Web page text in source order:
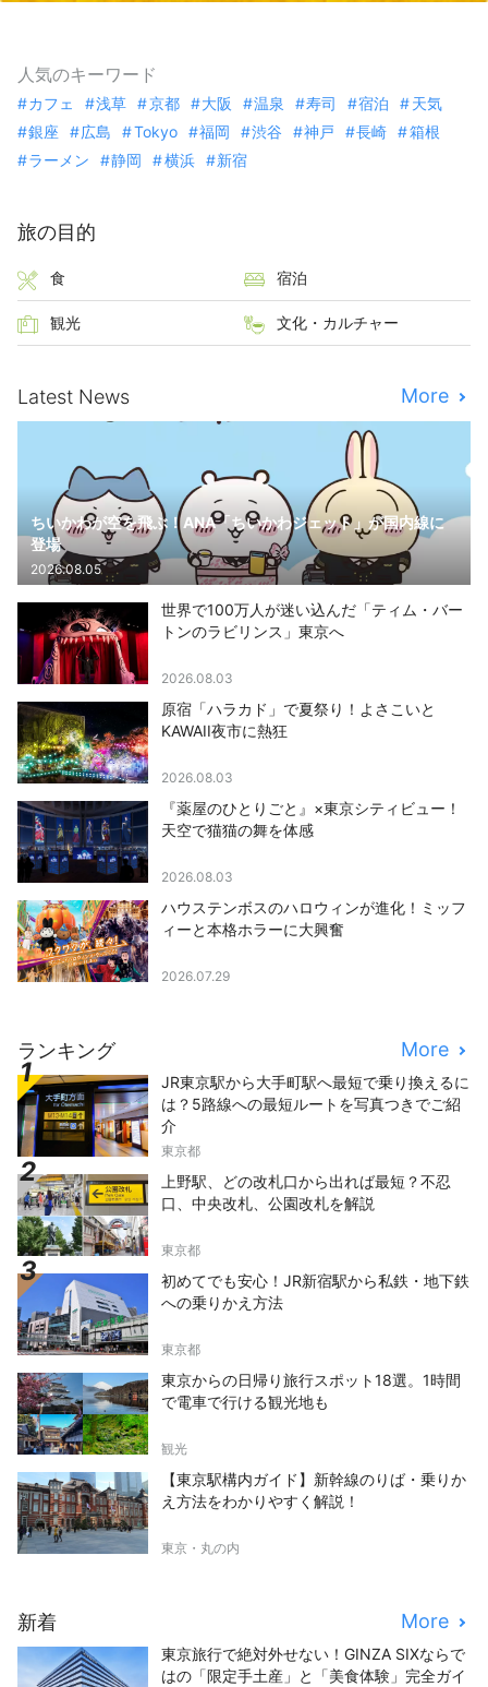
人気のキーワード
カフェ 浅草 京都 大阪 温泉 寿司 宿泊
天気
銀座
広島 Tokyo 福岡 渋谷 神戸 長崎
箱根
ラーメン
静岡 横浜 新宿
旅の目的
食 宿泊
観光 文化・カルチャー
Latest News More
ちいかわが空を飛ぶ！ANA「ちいかわジェット」が国内線に
登場
2026.08.05
世界で100万人が迷い込んだ「ティム・バー
トンのラビリンス」東京へ
2026.08.03
原宿「ハラカド」で夏祭り！よさこいと
KAWAII夜市に熱狂
2026.08.03
『薬屋のひとりごと』×東京シティビュー！
天空で猫猫の舞を体感
2026.08.03
ハウステンボスのハロウィンが進化！ミッフ
ィーと本格ホラーに大興奮
2026.07.29
ランキング More
JR東京駅から大手町駅へ最短で乗り換えるに
は？5路線への最短ルートを写真つきでご紹
介
東京都
上野駅、どの改札口から出れば最短？不忍
口、中央改札、公園改札を解説
東京都
初めてでも安心！JR新宿駅から私鉄・地下鉄
への乗りかえ方法
東京都
東京からの日帰り旅行スポット18選。1時間
で電車で行ける観光地も
観光
【東京駅構内ガイド】新幹線のりば・乗りか
え方法をわかりやすく解説！
東京・丸の内
新着 More
東京旅行で絶対外せない！GINZA SIXならで
はの「限定手土産」と「美食体験」完全ガイ